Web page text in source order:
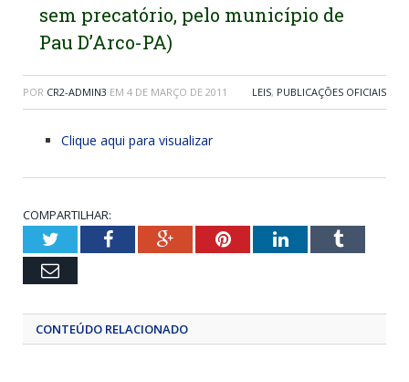
sem precatório, pelo município de
Pau D’Arco-PA)
POR CR2-ADMIN3 EM 4 DE MARÇO DE 2011 LEIS, PUBLICAÇÕES OFICIAIS
Clique aqui para visualizar
COMPARTILHAR:
TwitterFacebookGoogle+PinterestLinkedInTumblr
Email
CONTEÚDO RELACIONADO